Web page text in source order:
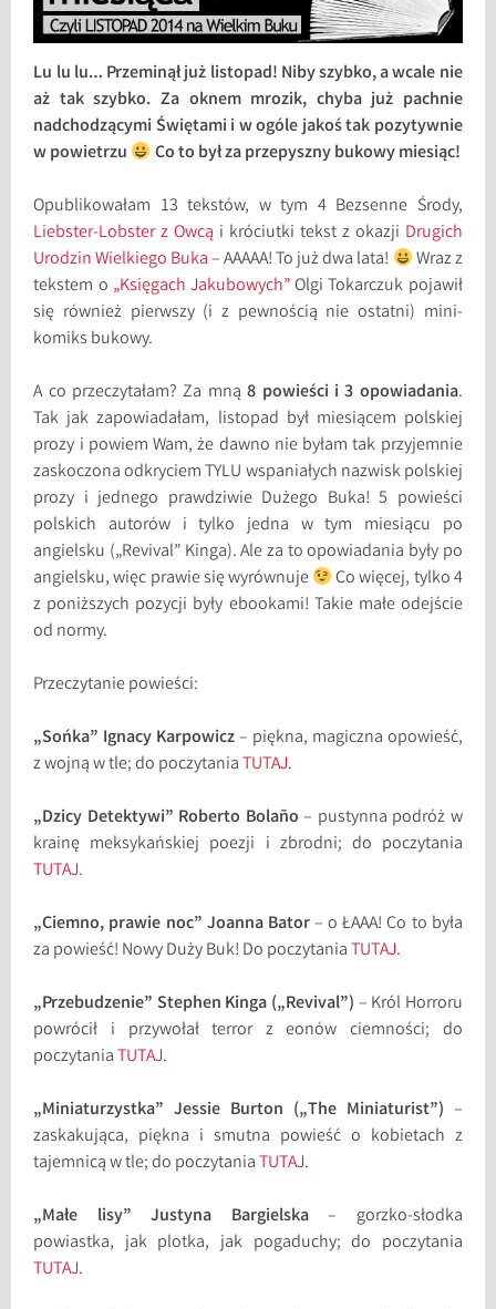
Lu lu lu… Przeminął już listopad! Niby szybko, a wcale nie
aż tak szybko. Za oknem mrozik, chyba już pachnie
nadchodzącymi Świętami i w ogóle jakoś tak pozytywnie
w powietrzu
Co to był za przepyszny bukowy miesiąc!
Opublikowałam 13 tekstów, w tym 4 Bezsenne Środy,
Liebster-Lobster z Owcą i króciutki tekst z okazji Drugich
Urodzin Wielkiego Buka– AAAAA! To już dwa lata!
Wraz z
tekstem o „Księgach Jakubowych”Olgi Tokarczuk pojawił
się również pierwszy (i z pewnością nie ostatni) mini-
komiks bukowy.
A co przeczytałam? Za mną8 powieści i 3 opowiadania.
Tak jak zapowiadałam, listopad był miesiącem polskiej
prozy i powiem Wam, że dawno nie byłam tak przyjemnie
zaskoczona odkryciem TYLU wspaniałych nazwisk polskiej
prozy i jednego prawdziwie Dużego Buka! 5 powieści
polskich autorów i tylko jedna w tym miesiącu po
angielsku („Revival” Kinga). Ale za to opowiadania były po
angielsku, więc prawie się wyrównuje
Co więcej, tylko 4
z poniższych pozycji były ebookami! Takie małe odejście
od normy.
Przeczytanie powieści:
„Sońka” Ignacy Karpowicz– piękna, magiczna opowieść,
z wojną w tle; do poczytaniaTUTAJ.
„Dzicy Detektywi” Roberto Bolaño – pustynna podróż w
krainę meksykańskiej poezji i zbrodni; do poczytania
TUTAJ.
„Ciemno, prawie noc” Joanna Bator– o ŁAAA! Co to była
za powieść! Nowy Duży Buk! Do poczytaniaTUTAJ.
„Przebudzenie” Stephen Kinga („Revival”) – Król Horroru
powrócił i przywołał terror z eonów ciemności; do
poczytaniaTUTAJ.
„Miniaturzystka” Jessie Burton („The Miniaturist”) –
zaskakująca, piękna i smutna powieść o kobietach z
tajemnicą w tle; do poczytaniaTUTAJ.
„Małe lisy” Justyna Bargielska– gorzko-słodka
powiastka, jak plotka, jak pogaduchy; do poczytania
TUTAJ.